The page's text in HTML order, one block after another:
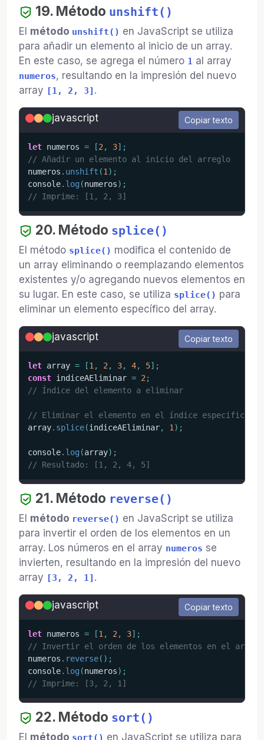
19. Método unshift()
El método unshift() en JavaScript se utiliza
para añadir un elemento al inicio de un array.
En este caso, se agrega el número 1 al array
numeros, resultando en la impresión del nuevo
array [1, 2, 3] .
javascript Copiar texto
let numeros = [2 , 3] ;
// Añadir un elemento al inicio del arreglo
numeros . unshift (1 ) ;
console. log (numeros) ;
// Imprime: [1, 2, 3]
20. Método splice()
El método splice() modifica el contenido de
un array eliminando o reemplazando elementos
existentes y/o agregando nuevos elementos en
su lugar. En este caso, se utiliza splice() para
eliminar un elemento específico del array.
javascript Copiar texto
let array = [1 , 2 , 3, 4, 5] ;
const indiceAEliminar = 2 ;
// Índice del elemento a eliminar
// Eliminar el elemento en el índice especificado
array. splice(indiceAEliminar, 1 ) ;
console. log (array) ;
// Resultado: [1, 2, 4, 5]
21. Método reverse()
El método reverse() en JavaScript se utiliza
para invertir el orden de los elementos en un
array. Los números en el array numeros se
invierten, resultando en la impresión del nuevo
array [3, 2, 1] .
javascript Copiar texto
let numeros = [1 , 2 , 3] ;
// Invertir el orden de los elementos en el
numeros . reverse( ) ;
console. log (numeros) ;
// Imprime: [3, 2, 1]
22. Método sort()
El método sort() en JavaScript se utiliza para